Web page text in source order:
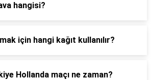
hangisi?
için hangi kağıt kullanılır?
Hollanda maçı ne zaman?